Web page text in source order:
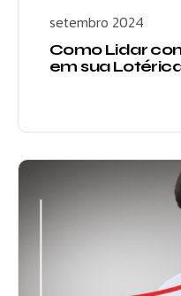
setembro 2024
Como Lidar
em sua